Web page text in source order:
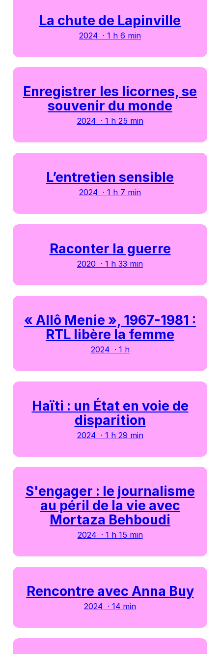
La chute de Lapinville
2024 · 1 h 6 min
Enregistrer les licornes, se
souvenir du monde
2024 · 1 h 25 min
L’entretien sensible
2024 · 1 h 7 min
Raconter la guerre
2020 · 1 h 33 min
« Allô Menie », 1967-1981 :
RTL libère la femme
2024 · 1 h
Haïti : un État en voie de
disparition
2024 · 1 h 29 min
S'engager : le journalisme
au péril de la vie avec
Mortaza Behboudi
2024 · 1 h 15 min
Rencontre avec Anna Buy
2024 · 14 min